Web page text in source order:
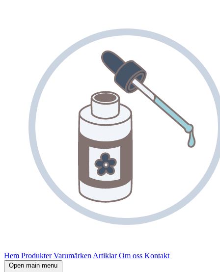
Hem Produkter Varumärken Artiklar Om oss Kontakt
Open main menu